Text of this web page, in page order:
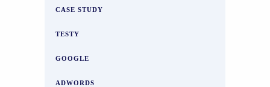
CASE STUDY
TESTY
GOOGLE
ADWORDS